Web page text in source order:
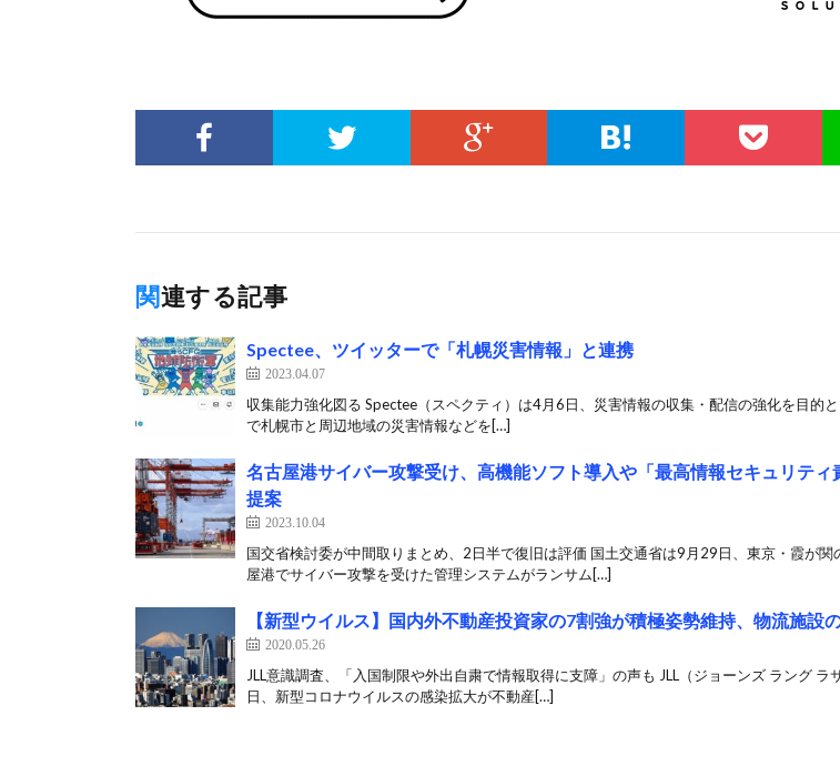
関連する記事
Spectee、ツイッターで「札幌災害情報」と連携
2023.04.07
収集能力強化図る Spectee（スペクティ）は4月6日、災害情報の収集・配信の強化を目的
で札幌市と周辺地域の災害情報などを[…]
名古屋港サイバー攻撃受け、高機能ソフト導入や「最高情報セキュリティ
提案
2023.10.04
国交省検討委が中間取りまとめ、2日半で復旧は評価 国土交通省は9月29日、東京・霞が関
屋港でサイバー攻撃を受けた管理システムがランサム[…]
【新型ウイルス】国内外不動産投資家の7割強が積極姿勢維持、物流施設
2020.05.26
JLL意識調査、「入国制限や外出自粛で情報取得に支障」の声も JLL（ジョーンズ ラング ラ
日、新型コロナウイルスの感染拡大が不動産[…]